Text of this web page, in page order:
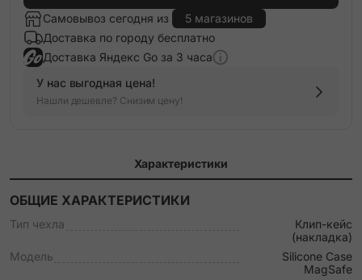
Самовывоз сегодня из
5 магазинов
Доставка по городу бесплатно
Доставка Яндекс Go за 3 часа
У нас выгодная цена!
Нашли дешевле? Снизим цену!
Характеристики
ОБЩИЕ ХАРАКТЕРИСТИКИ
Тип чехла
Клип-кейс
(накладка)
Модель
Silicone Case
MagSafe